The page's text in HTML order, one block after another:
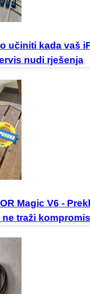
učiniti kada vaš
nudi rješenja
Magic V6 -
traži